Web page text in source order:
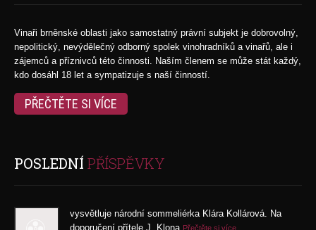
Vinaři brněnské oblasti jako samostatný právní subjekt je dobrovolný,
nepolitický, nevýdělečný odborný spolek vinohradníků a vinařů, ale i
zájemců a příznivců této činnosti. Naším členem se může stát každý,
kdo dosáhl 18 let a sympatizuje s naší činností.
PŘEČTĚTE SI VÍCE
POSLEDNÍ PŘÍSPĚVKY
vysvětluje národní sommeliérka Klára Kollárová. Na
doporučení přítele J. Klona Přečtěte si více